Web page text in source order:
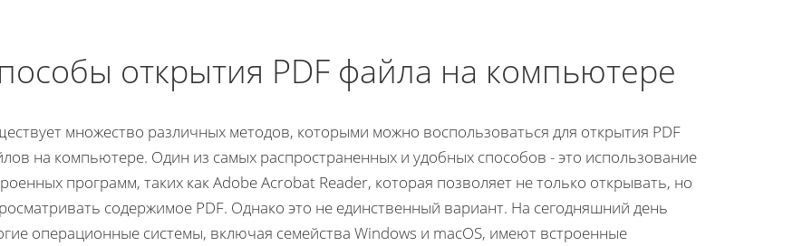
открытия PDF файла на компьютере
множество различных методов, которыми можно воспользоваться для открытия PDF
на компьютере. Один из самых распространенных и удобных способов - это использование
программ, таких как Adobe Acrobat Reader, которая позволяет не только открывать, но
содержимое PDF. Однако это не единственный вариант. На сегодняшний день
операционные системы, включая семейства Windows и macOS, имеют встроенные